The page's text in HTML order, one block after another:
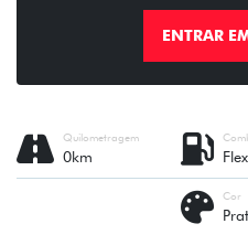
ENTRAR
Flex
Quilometragem
0km
Cor